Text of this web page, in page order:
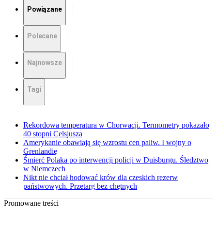
Powiązane
Polecane
Najnowsze
Tagi
Rekordowa temperatura w Chorwacji. Termometry pokazało
40 stopni Celsjusza
Amerykanie obawiają się wzrostu cen paliw. I wojny o
Grenlandię
Śmierć Polaka po interwencji policji w Duisburgu. Śledztwo
w Niemczech
Nikt nie chciał hodować krów dla czeskich rezerw
państwowych. Przetarg bez chętnych
Promowane treści